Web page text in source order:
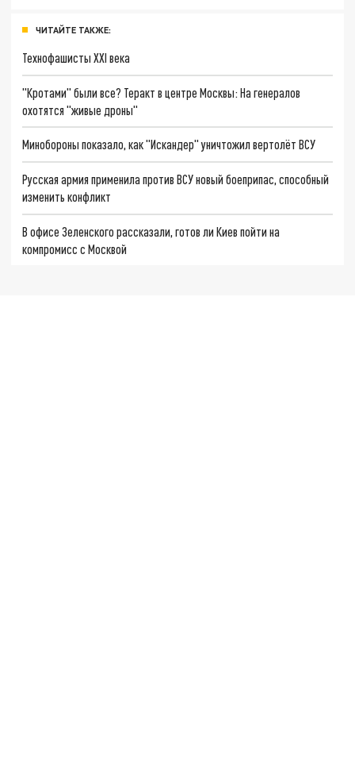
ЧИТАЙТЕ ТАКЖЕ:
Технофашисты XXI века
"Кротами" были все? Теракт в центре Москвы: На генералов
охотятся "живые дроны"
Минобороны показало, как "Искандер" уничтожил вертолёт ВСУ
Русская армия применила против ВСУ новый боеприпас, способный
изменить конфликт
В офисе Зеленского рассказали, готов ли Киев пойти на
компромисс с Москвой